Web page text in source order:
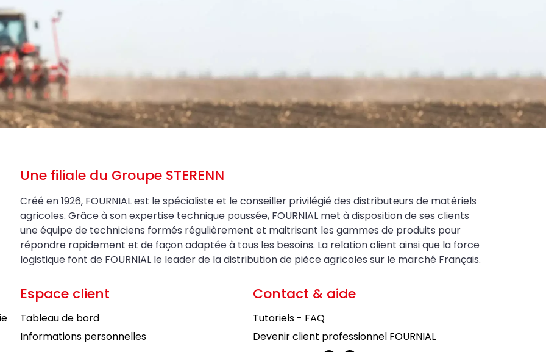
Une filiale du Groupe STERENN
Créé en 1926, FOURNIAL est le spécialiste et le conseiller privilégié des distributeurs de matériels
agricoles. Grâce à son expertise technique poussée, FOURNIAL met à disposition de ses clients
une équipe de techniciens formés régulièrement et maitrisant les gammes de produits pour
répondre rapidement et de façon adaptée à tous les besoins. La relation client ainsi que la force
logistique font de FOURNIAL le leader de la distribution de pièce agricoles sur le marché Français.
Espace client
Tableau de bord
Informations personnelles
Contact & aide
Tutoriels - FAQ
Devenir client professionnel FOURNIAL